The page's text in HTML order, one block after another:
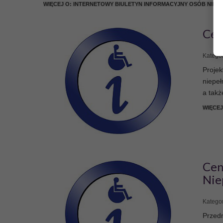
Biuro Karier dla
niepełnosprawnych
Naszym celem jest
niepełnosprawnościami na
CZYTAJ WIĘCEJ
WIĘCEJ O: INTERNETOWY BIULETYN INFORMACYJNY OSÓB
a